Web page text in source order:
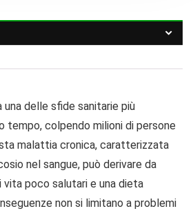
delle sfide sanitarie più
tempo, colpendo milioni di persone
malattia cronica, caratterizzata
nel sangue, può derivare da
poco salutari e una dieta
non si limitano a problemi